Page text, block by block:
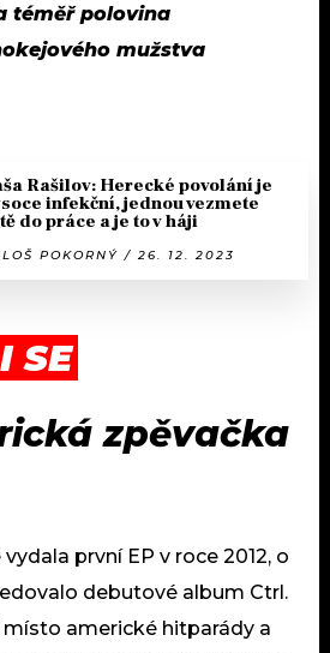
téměř polovina
mužstva
Rašilov: Herecké povolání je
infekční, jednou vezmete
do práce a je to v háji
POKORNÝ / 26. 12. 2023
SE
zpěvačka
první EP v roce 2012, o
debutové album Ctrl.
americké hitparády a